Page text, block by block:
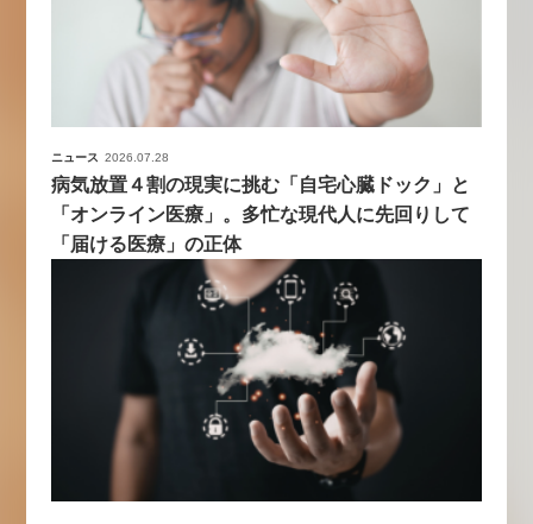
ニュース 2026.07.28
病気放置４割の現実に挑む「自宅心臓ドック」と
「オンライン医療」。多忙な現代人に先回りして
「届ける医療」の正体